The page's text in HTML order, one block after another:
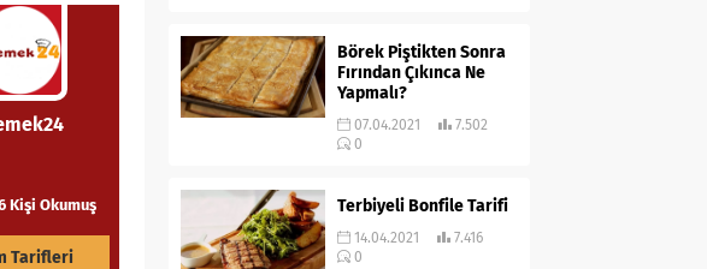
Kişi Okumuş
Tarifleri
Börek Piştikten Sonra
Fırından Çıkınca Ne
Yapmalı?
07.04.2021
7.502
0
Terbiyeli Bonfile Tarifi
14.04.2021
7.416
0